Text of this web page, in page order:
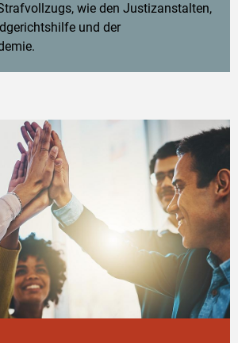
wie den Justizanstalten,
und der